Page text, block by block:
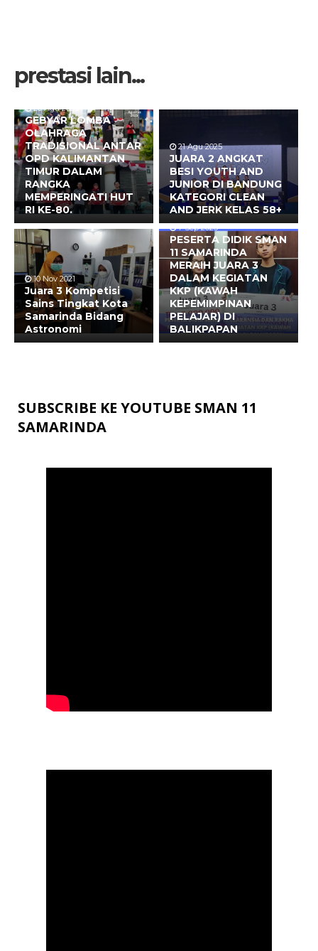
prestasi lain...
20 Agu 2025
GEBYAR LOMBA
OLAHRAGA
TRADISIONAL ANTAR
OPD KALIMANTAN
TIMUR DALAM
RANGKA
MEMPERINGATI HUT
RI KE-80.
21 Agu 2025
JUARA 2 ANGKAT
BESI YOUTH AND
JUNIOR DI BANDUNG
KATEGORI CLEAN
AND JERK KELAS 58+
10 Nov 2021
Juara 3 Kompetisi
Sains Tingkat Kota
Samarinda Bidang
Astronomi
7 Sep 2023
PESERTA DIDIK SMAN
11 SAMARINDA
MERAIH JUARA 3
DALAM KEGIATAN
KKP (KAWAH
KEPEMIMPINAN
PELAJAR) DI
BALIKPAPAN
SUBSCRIBE KE YOUTUBE SMAN 11
SAMARINDA